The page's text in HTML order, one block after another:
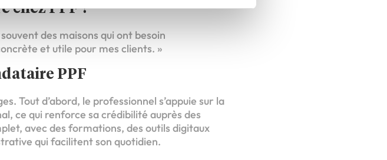
chez PPF ?
des maisons qui ont besoin
et utile pour mes clients. »
PPF
Tout d’abord, le professionnel s’appuie sur la
ce qui renforce sa crédibilité auprès des
avec des formations, des outils digitaux
qui facilitent son quotidien.